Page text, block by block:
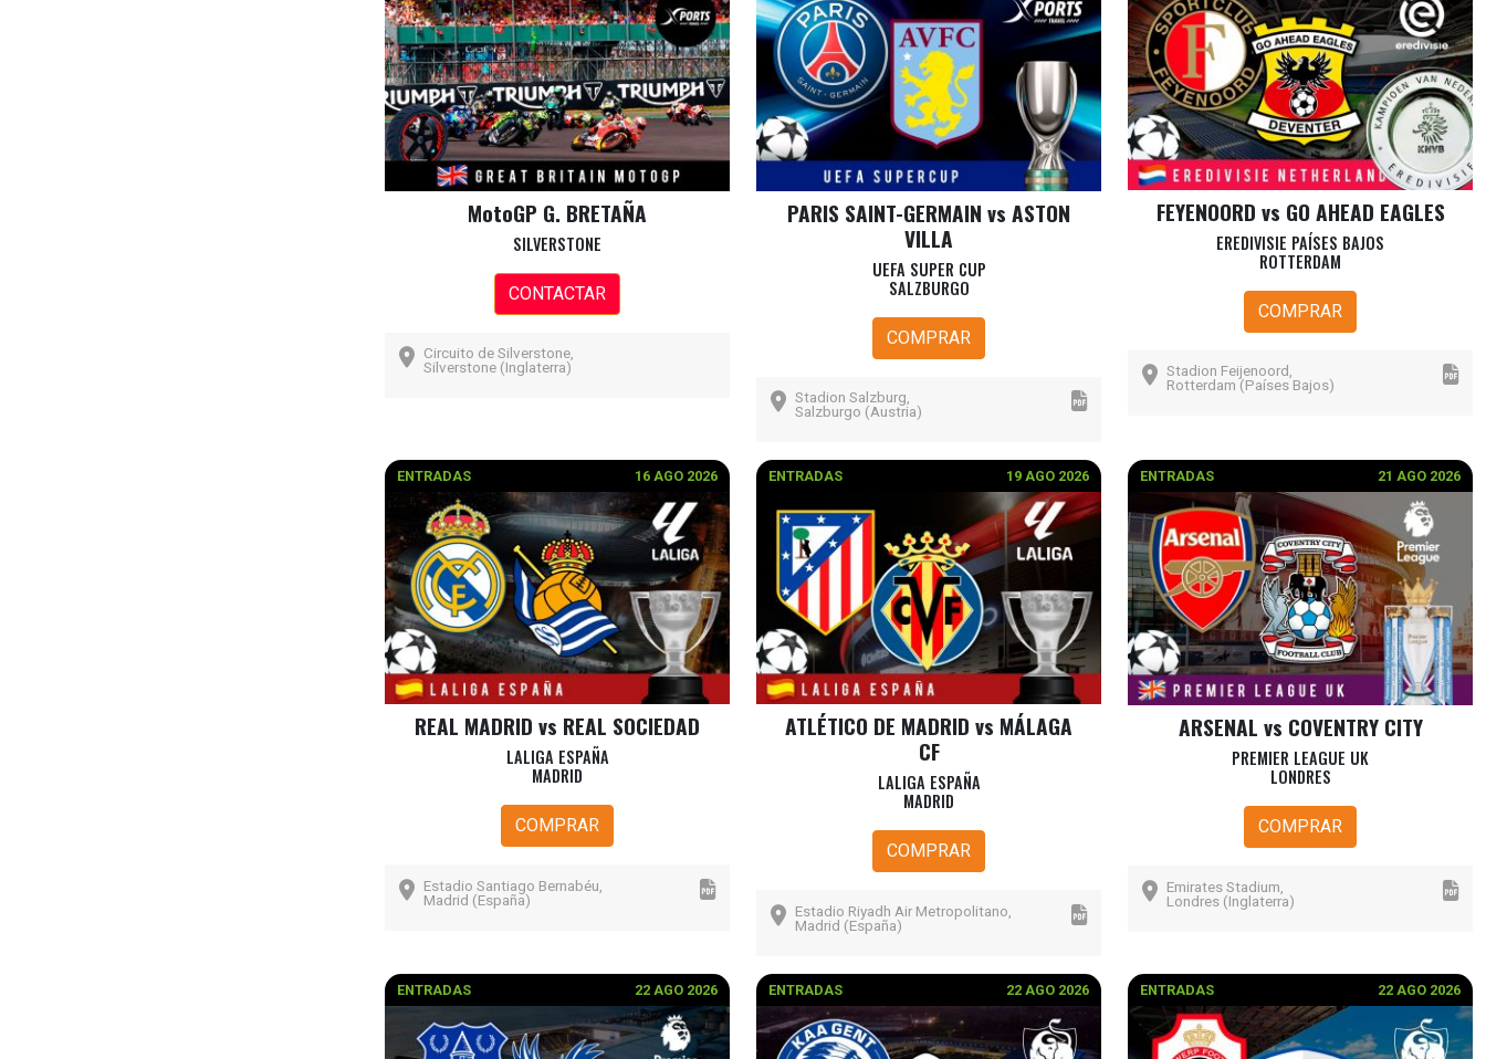
MotoGP G. BRETAÑA
SILVERSTONE
CONTACTAR
Circuito de Silverstone,
Silverstone (Inglaterra)
PARIS SAINT-GERMAIN vs ASTON
VILLA
UEFA SUPER CUP
SALZBURGO
COMPRAR
Stadion Salzburg,
Salzburgo (Austria)
FEYENOORD vs GO AHEAD EAGLES
EREDIVISIE PAÍSES BAJOS
ROTTERDAM
COMPRAR
Stadion Feijenoord,
Rotterdam (Países Bajos)
ENTRADAS 16 AGO 2026
REAL MADRID vs REAL SOCIEDAD
LALIGA ESPAÑA
MADRID
COMPRAR
Estadio Santiago Bernabéu,
Madrid (España)
ENTRADAS 19 AGO 2026
ATLÉTICO DE MADRID vs MÁLAGA
CF
LALIGA ESPAÑA
MADRID
COMPRAR
Estadio Riyadh Air Metropolitano,
Madrid (España)
ENTRADAS 21 AGO 2026
ARSENAL vs COVENTRY CITY
PREMIER LEAGUE UK
LONDRES
COMPRAR
Emirates Stadium,
Londres (Inglaterra)
ENTRADAS 22 AGO 2026 ENTRADAS 22 AGO 2026 ENTRADAS 22 AGO 2026